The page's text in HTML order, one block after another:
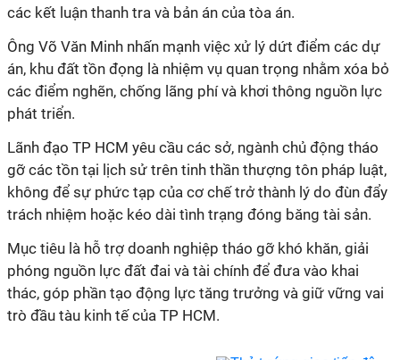
các kết luận thanh tra và bản án của tòa án.
Ông Võ Văn Minh nhấn mạnh việc xử lý dứt điểm các dự
án, khu đất tồn đọng là nhiệm vụ quan trọng nhằm xóa bỏ
các điểm nghẽn, chống lãng phí và khơi thông nguồn lực
phát triển.
Lãnh đạo TP HCM yêu cầu các sở, ngành chủ động tháo
gỡ các tồn tại lịch sử trên tinh thần thượng tôn pháp luật,
không để sự phức tạp của cơ chế trở thành lý do đùn đẩy
trách nhiệm hoặc kéo dài tình trạng đóng băng tài sản.
Mục tiêu là hỗ trợ doanh nghiệp tháo gỡ khó khăn, giải
phóng nguồn lực đất đai và tài chính để đưa vào khai
thác, góp phần tạo động lực tăng trưởng và giữ vững vai
trò đầu tàu kinh tế của TP HCM.